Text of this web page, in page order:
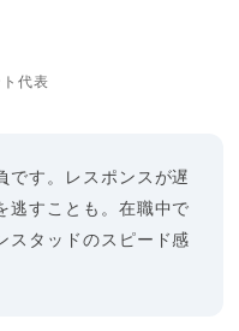
代表
です。レスポンスが遅
逃すことも。在職中で
スタッドのスピード感